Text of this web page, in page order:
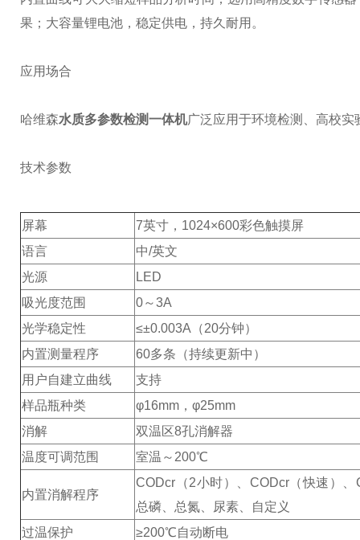
果； 大容量锂电池，稳定供电，持久耐用。
应用场合
哈维森水质多参数检测一体机广泛应用于环境检测、高校
技术参数
屏幕
7英寸，1024×600彩色触摸屏
语言
中/英文
光源
LED
吸光度范围
0～3A
光学稳定性
≤±0.003A（20分钟）
内置测量程序
60多条（持续更新中）
用户自建立曲线
支持
样品瓶种类
φ16mm，φ25mm
消解
双温区8孔消解器
温度可调范围
室温～200℃
内置消解程序
CODcr（2小时）、CODcr（快速）、
总磷、总氮、尿素、自定义
过温保护
≥200℃自动断电